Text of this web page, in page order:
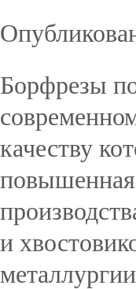
Борфрезы
качеству
повышенная
и